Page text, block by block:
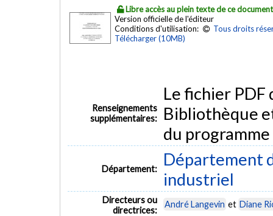
Libre accès au plein texte de ce document
Version officielle de l'éditeur
Conditions d'utilisation:
Tous droits
Télécharger (10MB)
Renseignements
supplémentaires:
Le fichier
Bibliothèque
du programme
Département:
Département
industriel
Directeurs ou
directrices:
André Langevin et Diane